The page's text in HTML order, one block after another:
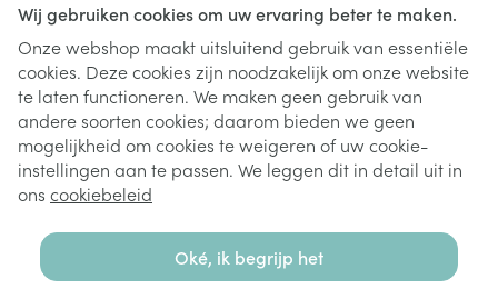
Wij gebruiken cookies om uw ervaring beter te maken.
Onze webshop maakt uitsluitend gebruik van essentiële
cookies. Deze cookies zijn noodzakelijk om onze website
te laten functioneren. We maken geen gebruik van
andere soorten cookies; daarom bieden we geen
mogelijkheid om cookies te weigeren of uw cookie-
instellingen aan te passen. We leggen dit in detail uit in
ons cookiebeleid
Oké, ik begrijp het